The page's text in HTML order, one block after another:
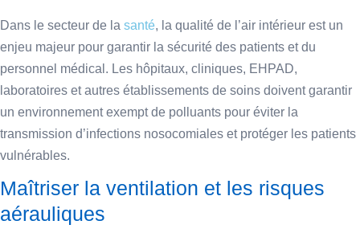
Dans le secteur de la santé, la qualité de l’air intérieur est un
enjeu majeur pour garantir la sécurité des patients et du
personnel médical. Les hôpitaux, cliniques, EHPAD,
laboratoires et autres établissements de soins doivent garantir
un environnement exempt de polluants pour éviter la
transmission d’infections nosocomiales et protéger les patients
vulnérables.
Maîtriser la ventilation et les risques
aérauliques